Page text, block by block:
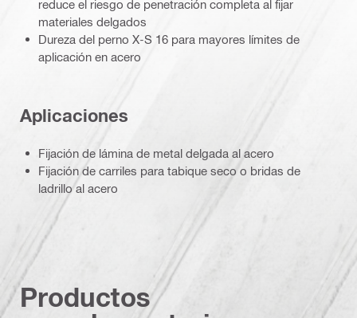
reduce el riesgo de penetración completa al fijar
materiales delgados
Dureza del perno X-S 16 para mayores límites de
aplicación en acero
Aplicaciones
Fijación de lámina de metal delgada al acero
Fijación de carriles para tabique seco o bridas de
ladrillo al acero
Productos